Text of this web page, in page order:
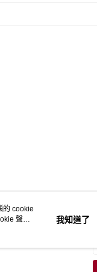
的 cookie
聲明
我知道了